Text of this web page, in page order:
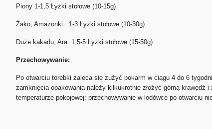
Piony 1-1,5 Łyżki stołowe (10-15g)
Żako, Amazonki 1-3 Łyżki stołowe (10-30g)
Duże kakadu, Ara 1,5-5 Łyżki stołowe (15-50g)
Przechowywanie:
Po otwarciu torebki zaleca się zużyć pokarm w ciągu 4 do 6
zamknięcia opakowania należy kilkukrotnie złożyć górną
temperaturze pokojowej; przechowywanie w lodówce po otwarciu